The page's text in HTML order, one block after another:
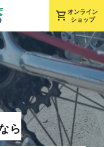
shopping_cart オンライン
ショップ
ら